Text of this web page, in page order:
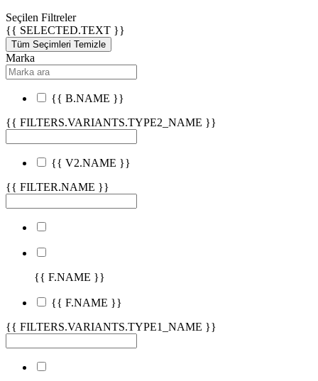
Seçilen Filtreler
{{ SELECTED.TEXT }}
Tüm Seçimleri Temizle
Marka
{{ B.NAME }}
{{ FILTERS.VARIANTS.TYPE2_NAME }}
{{ V2.NAME }}
{{ FILTER.NAME }}
{{ F.NAME }}
{{ F.NAME }}
{{ FILTERS.VARIANTS.TYPE1_NAME }}